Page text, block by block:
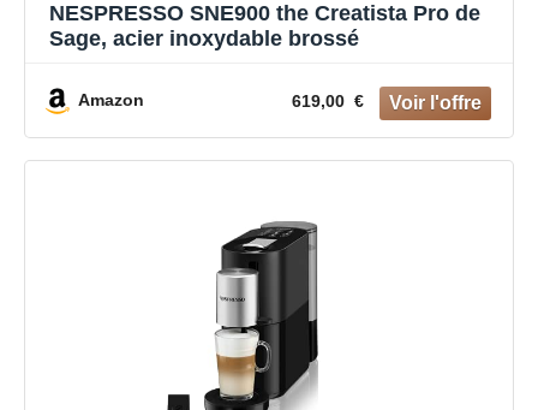
NESPRESSO SNE900 the Creatista Pro de
Sage, acier inoxydable brossé
Amazon 619,00 €